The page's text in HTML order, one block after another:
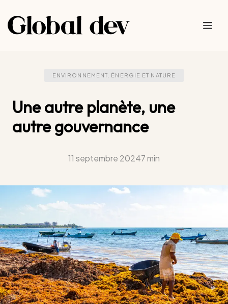
au
contenu
ENVIRONNEMENT, ÉNERGIE ET NATURE
Une autre planète, une
autre gouvernance
11 septembre 20247 min